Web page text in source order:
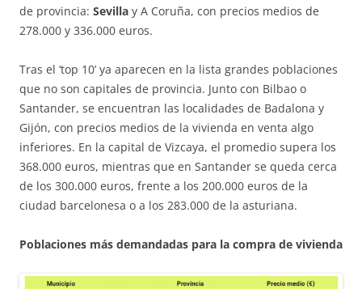
de provincia: Sevilla y A Coruña, con precios medios de
278.000 y 336.000 euros.
Tras el ‘top 10’ ya aparecen en la lista grandes poblaciones
que no son capitales de provincia. Junto con Bilbao o
Santander, se encuentran las localidades de Badalona y
Gijón, con precios medios de la vivienda en venta algo
inferiores. En la capital de Vizcaya, el promedio supera los
368.000 euros, mientras que en Santander se queda cerca
de los 300.000 euros, frente a los 200.000 euros de la
ciudad barcelonesa o a los 283.000 de la asturiana.
Poblaciones más demandadas para la compra de vivienda